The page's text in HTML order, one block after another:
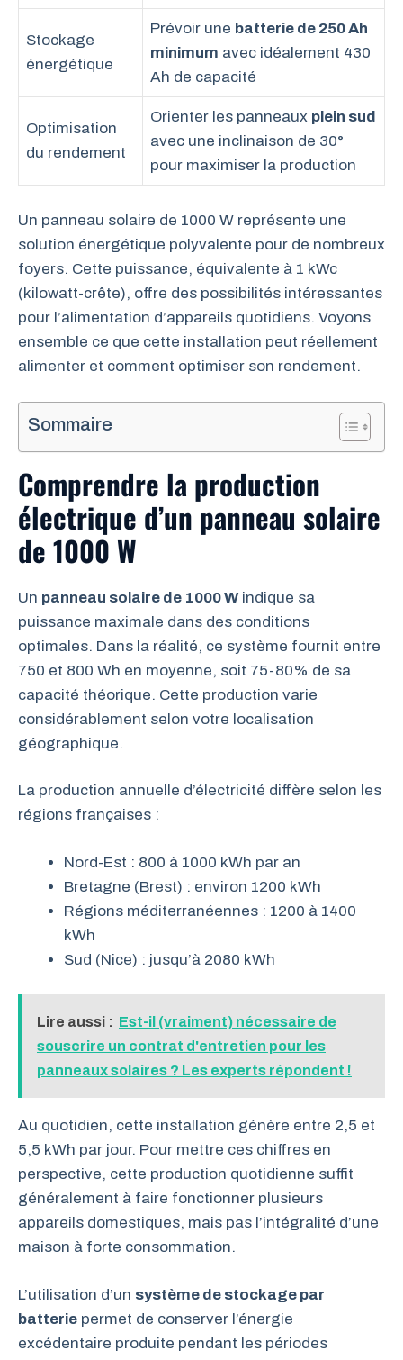
Stockage
énergétique
Prévoir une batterie de 250 Ah
minimum avec idéalement 430
Ah de capacité
Optimisation
du rendement
Orienter les panneaux plein sud
avec une inclinaison de 30°
pour maximiser la production
Un panneau solaire de 1000 W représente une
solution énergétique polyvalente pour de nombreux
foyers. Cette puissance, équivalente à 1 kWc
(kilowatt-crête), offre des possibilités intéressantes
pour l’alimentation d’appareils quotidiens. Voyons
ensemble ce que cette installation peut réellement
alimenter et comment optimiser son rendement.
Sommaire
Comprendre la production
électrique d’un panneau solaire
de 1000 W
Un panneau solaire de 1000 W indique sa
puissance maximale dans des conditions
optimales. Dans la réalité, ce système fournit entre
750 et 800 Wh en moyenne, soit 75-80% de sa
capacité théorique. Cette production varie
considérablement selon votre localisation
géographique.
La production annuelle d’électricité diffère selon les
régions françaises :
Nord-Est : 800 à 1000 kWh par an
Bretagne (Brest) : environ 1200 kWh
Régions méditerranéennes : 1200 à 1400
kWh
Sud (Nice) : jusqu’à 2080 kWh
Lire aussi : Est-il (vraiment) nécessaire de
souscrire un contrat d'entretien pour les
panneaux solaires ? Les experts répondent !
Au quotidien, cette installation génère entre 2,5 et
5,5 kWh par jour. Pour mettre ces chiffres en
perspective, cette production quotidienne suffit
généralement à faire fonctionner plusieurs
appareils domestiques, mais pas l’intégralité d’une
maison à forte consommation.
L’utilisation d’un système de stockage par
batterie permet de conserver l’énergie
excédentaire produite pendant les périodes